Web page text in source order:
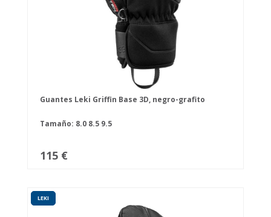
Guantes Leki Griffin Base 3D, negro-grafito
Tamaño: 8.0 8.5 9.5
115 €
LEKI